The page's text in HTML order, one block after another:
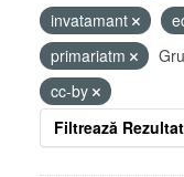
invatamant
primariatm
cc-by
Filtrează